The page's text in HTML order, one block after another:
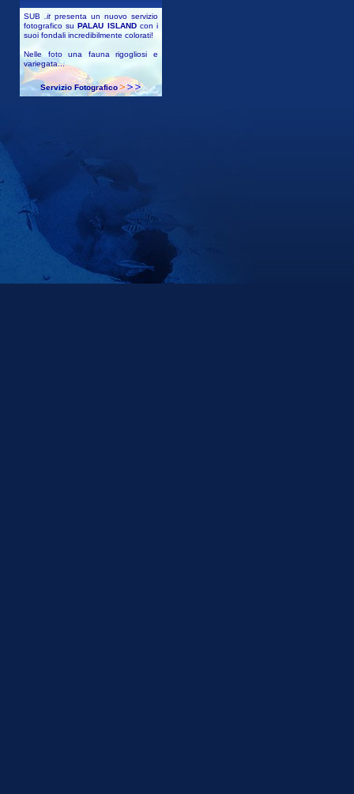
SUB .it presenta un nuovo servizio
fotografico suPALAU ISLANDcon i
suoi fondali incredibilmente colorati!
Nelle foto una fauna rigogliosi e
variegata...
Servizio Fotografico